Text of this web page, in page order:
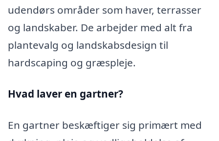
udendørs områder som haver, terrasser
og landskaber. De arbejder med alt fra
plantevalg og landskabsdesign til
hardscaping og græspleje.
Hvad laver en gartner?
En gartner beskæftiger sig primært med